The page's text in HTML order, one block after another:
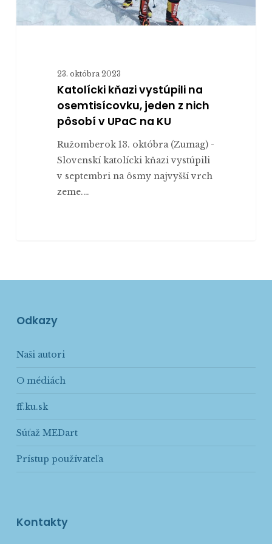
23. októbra 2023
Katolícki kňazi vystúpili na
osemtisícovku, jeden z nich
pôsobí v UPaC na KU
Ružomberok 13. októbra (Zumag) -
Slovenskí katolícki kňazi vystúpili
v septembri na ôsmy najvyšší vrch
zeme.…
Odkazy
Naši autori
O médiách
ff.ku.sk
Súťaž MEDart
Prístup používateľa
Kontakty